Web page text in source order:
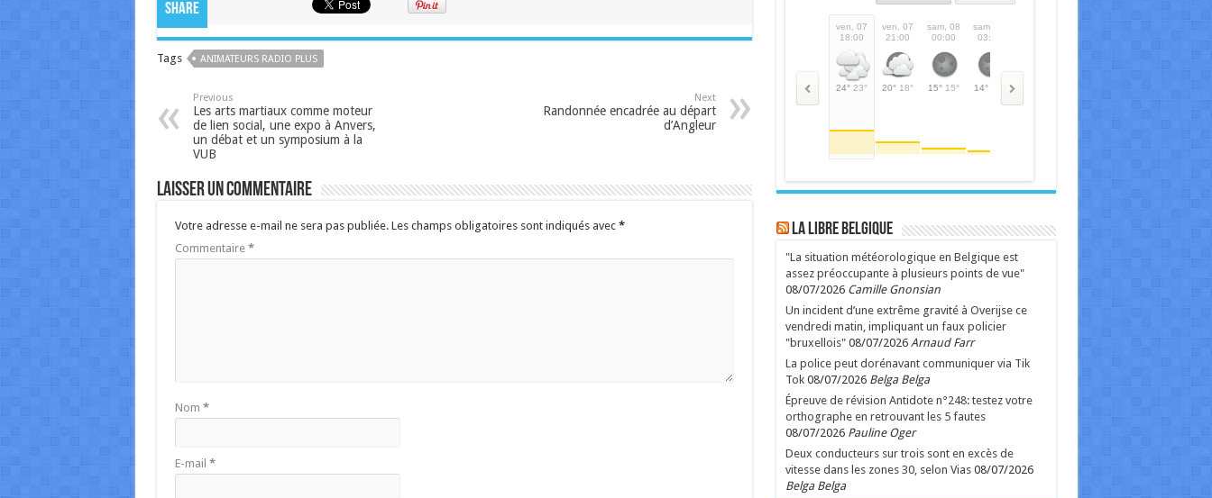
Share
Tags ANIMATEURS RADIO PLUS
Previous
Les arts martiaux comme moteur
de lien social, une expo à Anvers,
un débat et un symposium à la
VUB
Next
Randonnée encadrée au départ
d’Angleur
Laisser un commentaire
Votre adresse e-mail ne sera pas publiée. Les champs obligatoires sont indiqués avec *
Commentaire *
Nom *
E-mail *
ven, 07
18:00
24° 23°
ven, 07
21:00
20° 18°
sam, 08
00:00
15° 15°
sam, 08
03:00
14°
LA Libre Belgique
"La situation météorologique en Belgique est
assez préoccupante à plusieurs points de vue"
08/07/2026 Camille Gnonsian
Un incident d’une extrême gravité à Overijse ce
vendredi matin, impliquant un faux policier
"bruxellois" 08/07/2026 Arnaud Farr
La police peut dorénavant communiquer via Tik
Tok 08/07/2026 Belga Belga
Épreuve de révision Antidote n°248: testez votre
orthographe en retrouvant les 5 fautes
08/07/2026 Pauline Oger
Deux conducteurs sur trois sont en excès de
vitesse dans les zones 30, selon Vias 08/07/2026
Belga Belga